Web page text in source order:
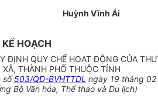
Huỳnh Vĩnh Ái
KẾ HOẠCH
ĐỊNH QUY CHẾ HOẠT ĐỘNG CỦA THƯ
XÃ, THÀNH PHỐ THUỘC TỈNH
số 503/QĐ-BVHTTDL ngày 19 tháng 02
Bộ Văn hóa, Thể thao và Du lịch)